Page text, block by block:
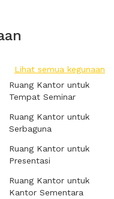
Lihat semua kegunaan
Ruang Kantor untuk
Tempat Seminar
Ruang Kantor untuk
Serbaguna
Ruang Kantor untuk
Presentasi
Ruang Kantor untuk
Kantor Sementara